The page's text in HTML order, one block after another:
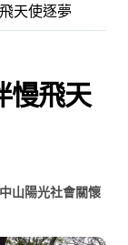
天使逐夢
慢飛天
山陽光社會關懷